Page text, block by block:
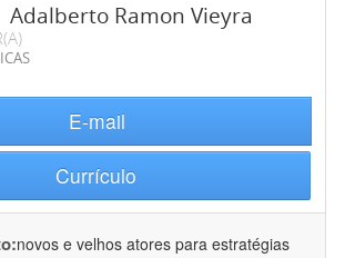
Adalberto Ramon Vieyra
E-mail
Currículo
novos e velhos atores para estratégias